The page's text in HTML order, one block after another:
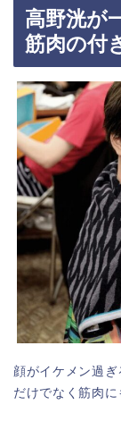
高野洸が
筋肉の付
顔がイケメン過
だけでなく筋肉